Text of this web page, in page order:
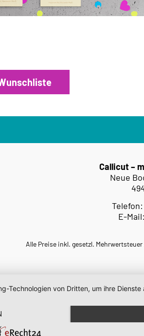
Callicut –
Neue
Telefon:
E-Mail:
Alle Preise inkl. gesetzl. Mehrwertsteuer
Technologien von Dritten, um ihre